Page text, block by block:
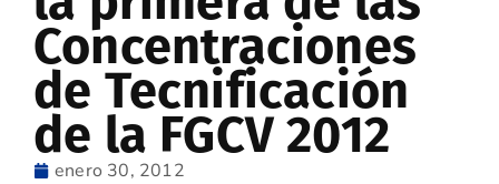
Concentraciones
de Tecnificación
de la FGCV 2012
enero 30, 2012